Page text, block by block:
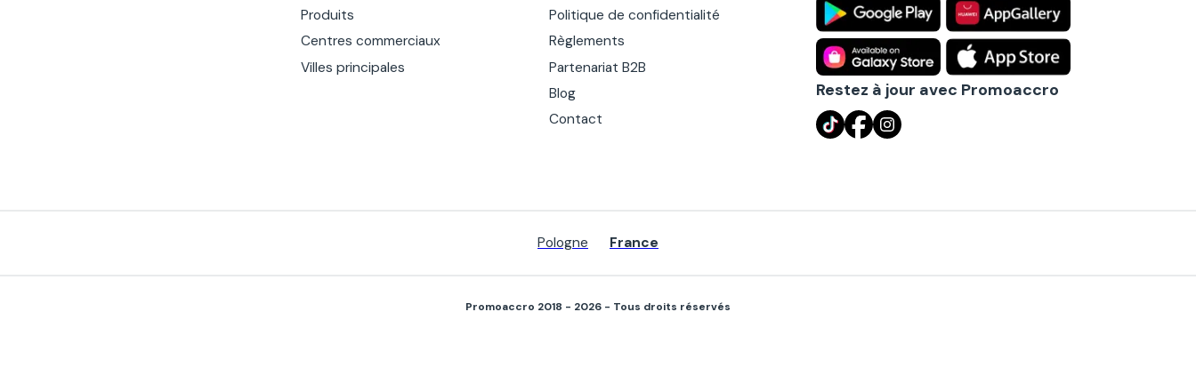
Produits
Centres commerciaux
Villes principales
Politique de confidentialité
Règlements
Partenariat B2B
Blog
Contact
Restez à jour avec Promoaccro
Pologne France
Promoaccro 2018 - 2026 - Tous droits réservés